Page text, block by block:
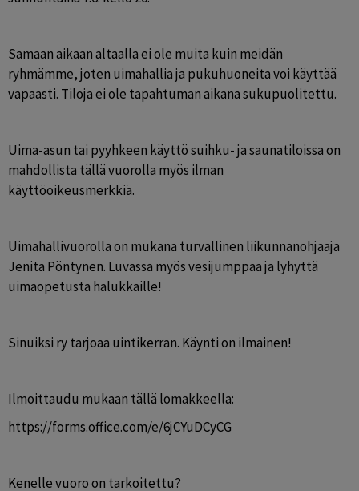
Samaan aikaan altaalla ei ole muita kuin meidän
ryhmämme, joten uimahallia ja pukuhuoneita voi käyttää
vapaasti. Tiloja ei ole tapahtuman aikana sukupuolitettu.
Uima-asun tai pyyhkeen käyttö suihku- ja saunatiloissa on
mahdollista tällä vuorolla myös ilman
käyttöoikeusmerkkiä.
Uimahallivuorolla on mukana turvallinen liikunnanohjaaja
Jenita Pöntynen. Luvassa myös vesijumppaa ja lyhyttä
uimaopetusta halukkaille!
Sinuiksi ry tarjoaa uintikerran. Käynti on ilmainen!
Ilmoittaudu mukaan tällä lomakkeella:
https://forms.office.com/e/6jCYuDCyCG
Kenelle vuoro on tarkoitettu?